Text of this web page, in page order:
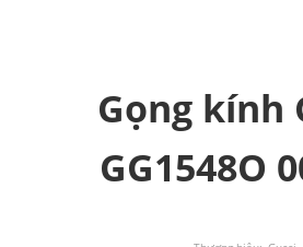
Gọng kính
GG1548O